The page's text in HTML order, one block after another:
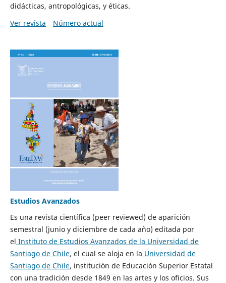
didácticas, antropológicas, y éticas.
Ver revista
Número actual
Estudios Avanzados
Es una revista científica (peer reviewed) de aparición
semestral (junio y diciembre de cada año) editada por
el Instituto de Estudios Avanzados de la Universidad de
Santiago de Chile, el cual se aloja en la Universidad de
Santiago de Chile, institución de Educación Superior Estatal
con una tradición desde 1849 en las artes y los oficios. Sus